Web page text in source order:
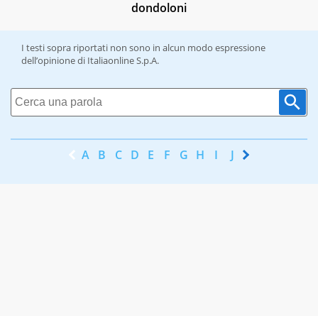
dondoloni
I testi sopra riportati non sono in alcun modo espressione
dell’opinione di Italiaonline S.p.A.
A B C D E F G H I J K